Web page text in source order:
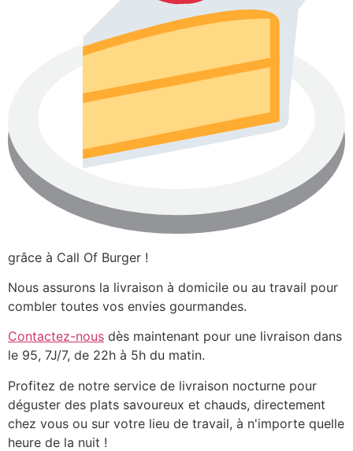
grâce à Call Of Burger !
Nous assurons la livraison à domicile ou au travail pour
combler toutes vos envies gourmandes.
Contactez-nous dès maintenant pour une livraison dans
le 95, 7J/7, de 22h à 5h du matin.
Profitez de notre service de livraison nocturne pour
déguster des plats savoureux et chauds, directement
chez vous ou sur votre lieu de travail, à n'importe quelle
heure de la nuit !